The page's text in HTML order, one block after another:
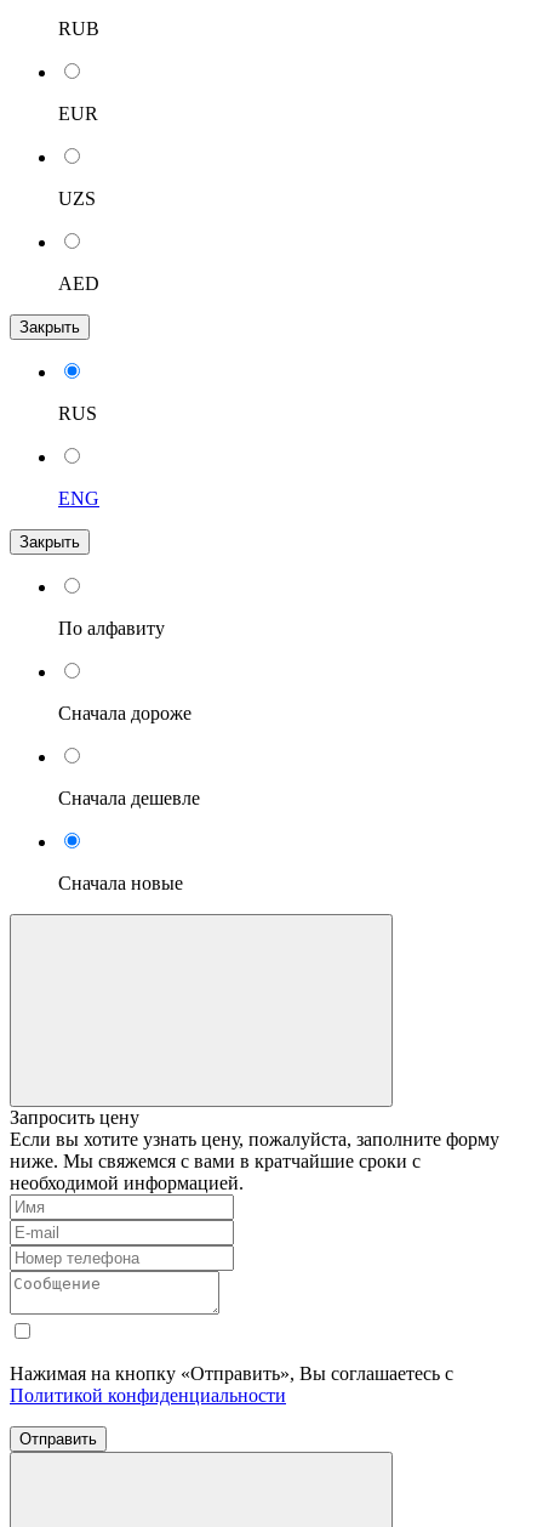
RUB
EUR
UZS
AED
Закрыть
RUS
ENG
Закрыть
По алфавиту
Сначала дороже
Сначала дешевле
Сначала новые
Запросить цену
Если вы хотите узнать цену, пожалуйста, заполните форму
ниже. Мы свяжемся с вами в кратчайшие сроки с
необходимой информацией.
Нажимая на кнопку «Отправить», Вы соглашаетесь с
Политикой конфиденциальности
Отправить